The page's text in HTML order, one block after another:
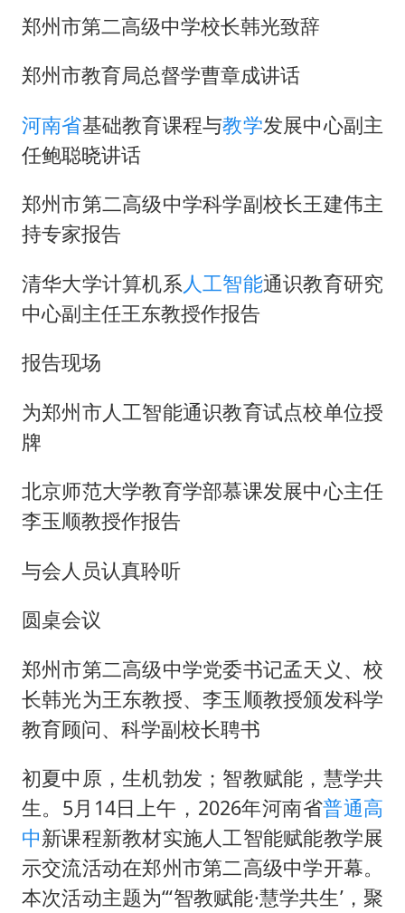
郑州市第二高级中学校长韩光致辞
郑州市教育局总督学曹章成讲话
河南省基础教育课程与教学发展中心副主
任鲍聪晓讲话
郑州市第二高级中学科学副校长王建伟主
持专家报告
清华大学计算机系人工智能通识教育研究
中心副主任王东教授作报告
报告现场
为郑州市人工智能通识教育试点校单位授
牌
北京师范大学教育学部慕课发展中心主任
李玉顺教授作报告
与会人员认真聆听
圆桌会议
郑州市第二高级中学党委书记孟天义、校
长韩光为王东教授、李玉顺教授颁发科学
教育顾问、科学副校长聘书
初夏中原，生机勃发；智教赋能，慧学共
生。5月14日上午，2026年河南省普通高
中新课程新教材实施人工智能赋能教学展
示交流活动在郑州市第二高级中学开幕。
本次活动主题为“‘智教赋能·慧学共生’，聚